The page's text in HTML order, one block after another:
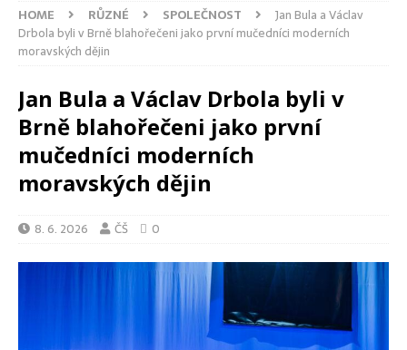
HOME RŮZNÉ SPOLEČNOST
Jan Bula a Václav
Drbola byli v Brně blahořečeni jako první mučedníci moderních
moravských dějin
Jan Bula a Václav Drbola byli v
Brně blahořečeni jako první
mučedníci moderních
moravských dějin
8. 6. 2026 ČŠ 0